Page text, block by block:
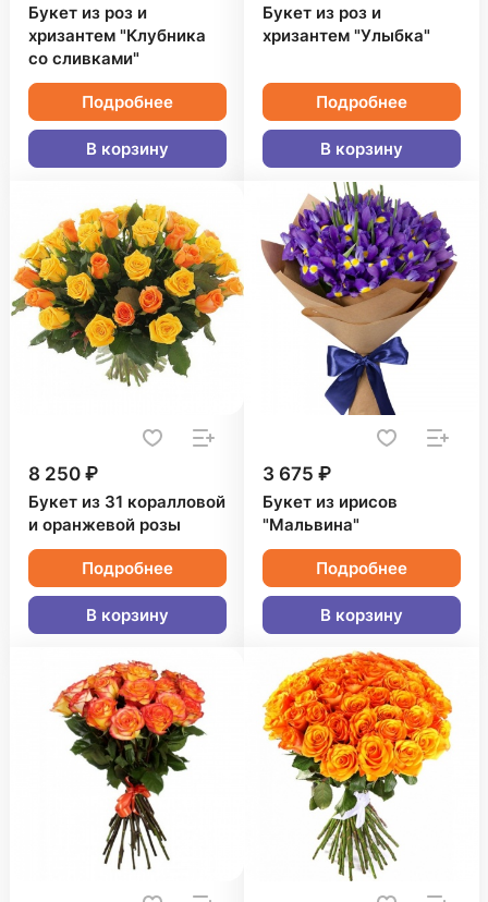
Букет из роз и
хризантем "Клубника
со сливками"
Подробнее
В корзину
Букет из роз и
хризантем "Улыбка"
Подробнее
В корзину
8 250 ₽
Букет из 31 коралловой
и оранжевой розы
Подробнее
В корзину
3 675 ₽
Букет из ирисов
"Мальвина"
Подробнее
В корзину